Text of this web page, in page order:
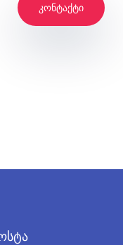
კონტაქტი